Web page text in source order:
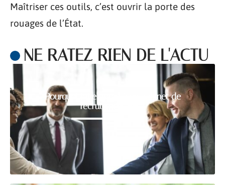
Maîtriser ces outils, c’est ouvrir la porte des
rouages de l’État.
NE RATEZ RIEN DE L'ACTU
Pourquoi faire appel à un cabinet de
recrutement RH ?